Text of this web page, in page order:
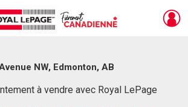
NW, Edmonton, AB
à vendre avec Royal LePage